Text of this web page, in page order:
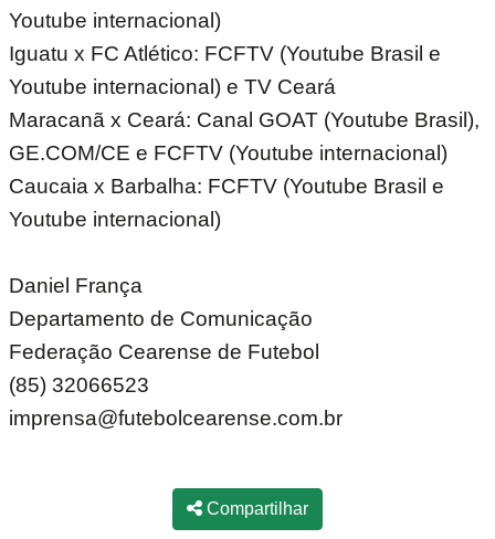
Youtube internacional)
Iguatu x FC Atlético: FCFTV (Youtube Brasil e
Youtube internacional) e TV Ceará
Maracanã x Ceará: Canal GOAT (Youtube Brasil),
GE.COM/CE e FCFTV (Youtube internacional)
Caucaia x Barbalha: FCFTV (Youtube Brasil e
Youtube internacional)
Daniel França
Departamento de Comunicação
Federação Cearense de Futebol
(85) 32066523
imprensa@futebolcearense.com.br
Compartilhar